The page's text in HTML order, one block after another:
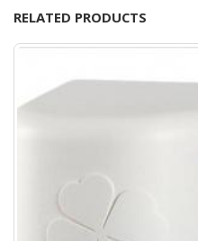
RELATED PRODUCTS